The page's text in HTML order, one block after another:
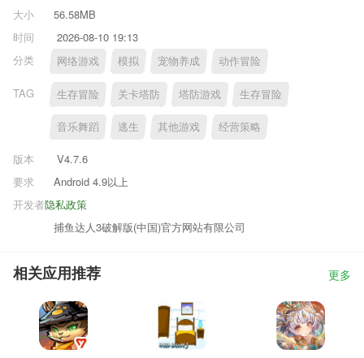
大小
56.58MB
时间
2026-08-10 19:13
分类
网络游戏 模拟 宠物养成 动作冒险
TAG 生存冒险 关卡塔防 塔防游戏 生存冒险
音乐舞蹈 逃生 其他游戏 经营策略
版本
V4.7.6
要求
Android 4.9以上
隐私政策
开发者
捕鱼达人3破解版(中国)官方网站有限公司
相关应用推荐 更多